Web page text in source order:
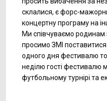
склалися, є форс-
концертну програму на
Ми співчуваємо родинам
просимо ЗМІ
одного дня фестивалю
неділю гості фестивалю
футбольному турнірі та